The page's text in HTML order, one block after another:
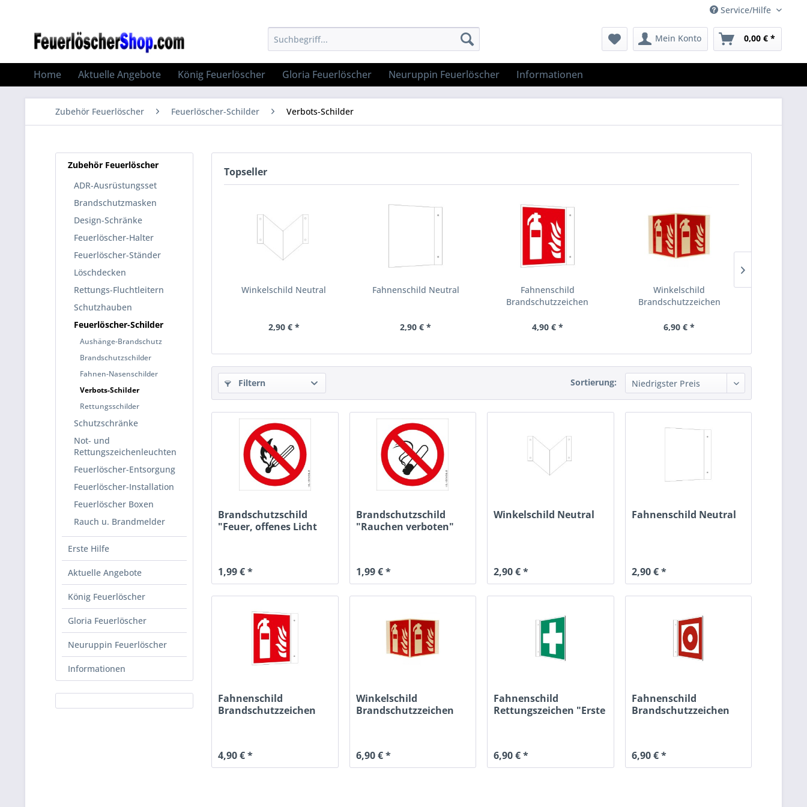
Service/Hilfe
Mein Konto 0,00 € *
Home Aktuelle Angebote König Feuerlöscher Gloria Feuerlöscher Neuruppin Feuerlöscher Informationen
Zubehör Feuerlöscher Feuerlöscher-Schilder Verbots-Schilder
Zubehör Feuerlöscher
ADR-Ausrüstungsset
Brandschutzmasken
Design-Schränke
Feuerlöscher-Halter
Feuerlöscher-Ständer
Löschdecken
Rettungs-Fluchtleitern
Schutzhauben
Feuerlöscher-Schilder
Aushänge-Brandschutz
Brandschutzschilder
Fahnen-Nasenschilder
Verbots-Schilder
Rettungsschilder
Schutzschränke
Not- und
Rettungszeichenleuchten
Feuerlöscher-Entsorgung
Feuerlöscher-Installation
Feuerlöscher Boxen
Rauch u. Brandmelder
Erste Hilfe
Aktuelle Angebote
König Feuerlöscher
Gloria Feuerlöscher
Neuruppin Feuerlöscher
Informationen
Topseller
Winkelschild Neutral
2,90 € *
Fahnenschild Neutral
2,90 € *
Fahnenschild
Brandschutzzeichen
4,90 € *
Winkelschild
Brandschutzzeichen
6,90 € *
Filtern Sortierung:
Brandschutzschild
"Feuer, offenes Licht
1,99 € *
Brandschutzschild
"Rauchen verboten"
1,99 € *
Winkelschild Neutral
2,90 € *
Fahnenschild Neutral
2,90 € *
Fahnenschild
Brandschutzzeichen
4,90 € *
Winkelschild
Brandschutzzeichen
6,90 € *
Fahnenschild
Rettungszeichen "Erste
6,90 € *
Fahnenschild
Brandschutzzeichen
6,90 € *